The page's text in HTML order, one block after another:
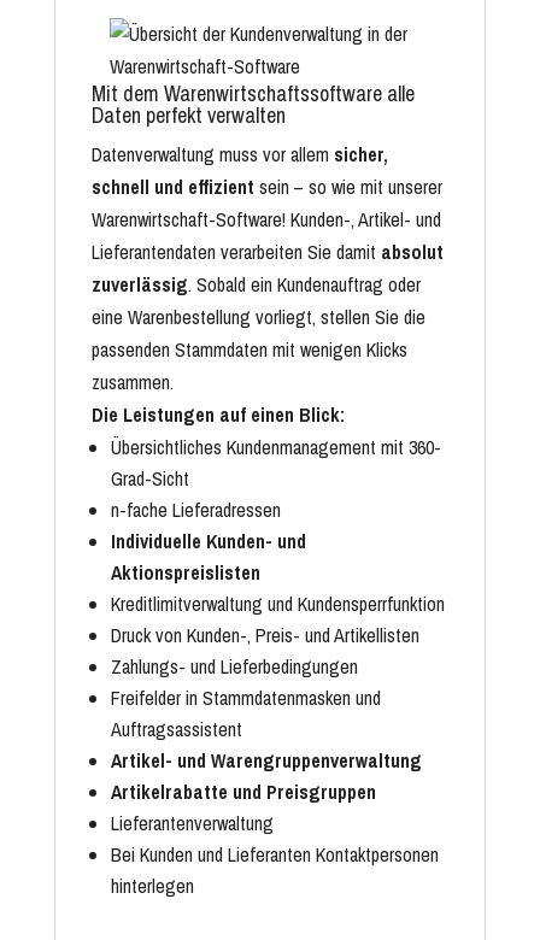
Mit dem Warenwirtschaftssoftware alle
Daten perfekt verwalten
Datenverwaltung muss vor allem sicher,
schnell und effizient sein – so wie mit unserer
Warenwirtschaft-Software! Kunden-, Artikel- und
Lieferantendaten verarbeiten Sie damit absolut
zuverlässig. Sobald ein Kundenauftrag oder
eine Waren­bestellung vorliegt, stellen Sie die
passenden Stammdaten mit wenigen Klicks
zusammen.
Die Leistungen auf einen Blick:
Übersichtliches Kundenmanagement mit 360-
Grad-Sicht
n-fache Lieferadressen
Individuelle Kunden- und
Aktionspreislisten
Kreditlimitverwaltung und Kundensperrfunktion
Druck von Kunden-, Preis- und Artikellisten
Zahlungs- und Lieferbedingungen
Freifelder in Stammdatenmasken und
Auftragsassistent
Artikel- und Warengruppenverwaltung
Artikelrabatte und Preisgruppen
Lieferantenverwaltung
Bei Kunden und Lieferanten Kontaktpersonen
hinterlegen